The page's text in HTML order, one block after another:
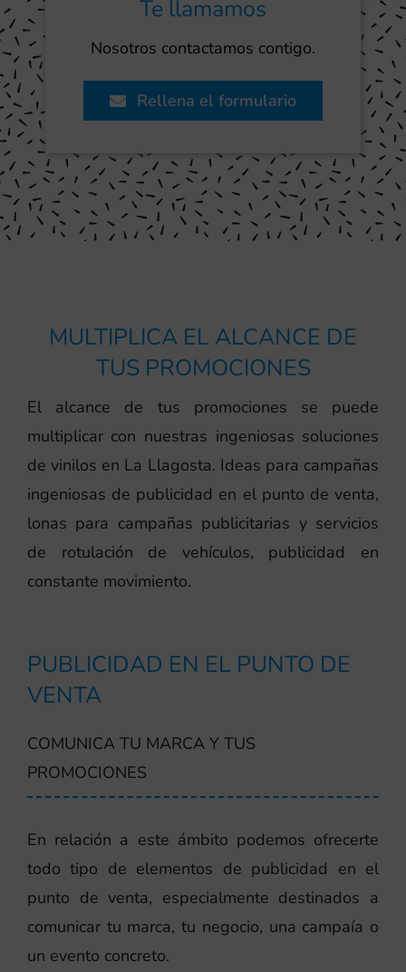
Te llamamos
Nosotros contactamos contigo.
Rellena el formulario
MULTIPLICA EL ALCANCE DE
TUS PROMOCIONES
El alcance de tus promociones se puede
multiplicar con nuestras ingeniosas soluciones
de vinilos en La Llagosta. Ideas para campañas
ingeniosas de publicidad en el punto de venta,
lonas para campañas publicitarias y servicios
de rotulación de vehículos, publicidad en
constante movimiento.
PUBLICIDAD EN EL PUNTO DE
VENTA
COMUNICA TU MARCA Y TUS
PROMOCIONES
En relación a este ámbito podemos ofrecerte
todo tipo de elementos de publicidad en el
punto de venta, especialmente destinados a
comunicar tu marca, tu negocio, una campaía o
un evento concreto.